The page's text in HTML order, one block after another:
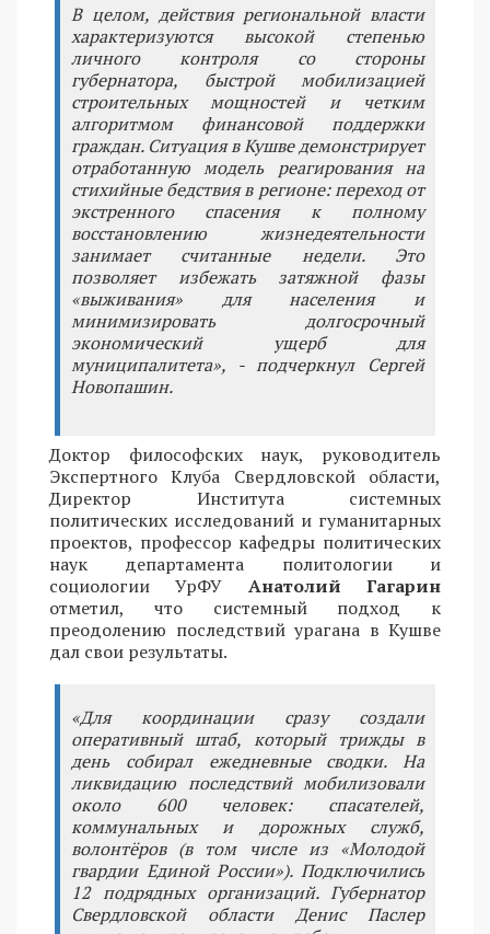
В целом, действия региональной власти
характеризуются высокой степенью
личного контроля со стороны
губернатора, быстрой мобилизацией
строительных мощностей и четким
алгоритмом финансовой поддержки
граждан. Ситуация в Кушве демонстрирует
отработанную модель реагирования на
стихийные бедствия в регионе: переход от
экстренного спасения к полному
восстановлению жизнедеятельности
занимает считанные недели. Это
позволяет избежать затяжной фазы
«выживания» для населения и
минимизировать долгосрочный
экономический ущерб для
муниципалитета», - подчеркнул Сергей
Новопашин.
Доктор философских наук, руководитель
Экспертного Клуба Свердловской области,
Директор Института системных
политических исследований и гуманитарных
проектов, профессор кафедры политических
наук департамента политологии и
социологии УрФУ Анатолий Гагарин
отметил, что системный подход к
преодолению последствий урагана в Кушве
дал свои результаты.
«Для координации сразу создали
оперативный штаб, который трижды в
день собирал ежедневные сводки. На
ликвидацию последствий мобилизовали
около 600 человек: спасателей,
коммунальных и дорожных служб,
волонтёров (в том числе из «Молодой
гвардии Единой России»). Подключились
12 подрядных организаций. Губернатор
Свердловской области Денис Паслер